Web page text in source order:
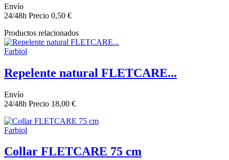
Envío
24/48h Precio 0,50 €
Productos relacionados
Farbiol
Repelente natural FLETCARE...
Envío
24/48h Precio 18,00 €
Farbiol
Collar FLETCARE 75 cm